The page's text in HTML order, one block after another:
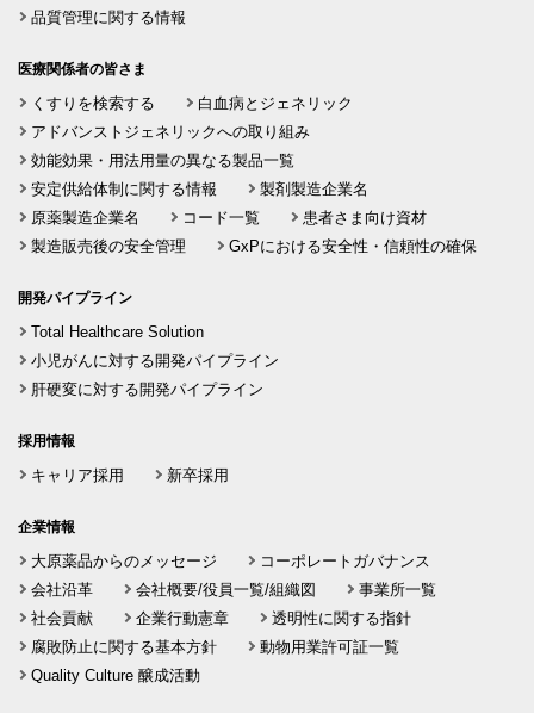
品質管理に関する情報
医療関係者の皆さま
くすりを検索する
白血病とジェネリック
アドバンストジェネリックへの取り組み
効能効果・用法用量の異なる製品一覧
安定供給体制に関する情報
製剤製造企業名
原薬製造企業名
コード一覧
患者さま向け資材
製造販売後の安全管理
GxPにおける安全性・信頼性の確保
開発パイプライン
Total Healthcare Solution
小児がんに対する開発パイプライン
肝硬変に対する開発パイプライン
採用情報
キャリア採用 新卒採用
企業情報
大原薬品からのメッセージ
コーポレートガバナンス
会社沿革
会社概要/役員一覧/組織図
事業所一覧
社会貢献
企業行動憲章
透明性に関する指針
腐敗防止に関する基本方針
動物用業許可証一覧
Quality Culture 醸成活動